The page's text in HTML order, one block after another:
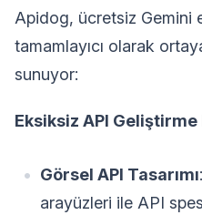
Apidog, ücretsiz Gemini
tamamlayıcı olarak
sunuyor:
Eksiksiz API Geliştirme
Görsel API Tasarımı
arayüzleri ile API